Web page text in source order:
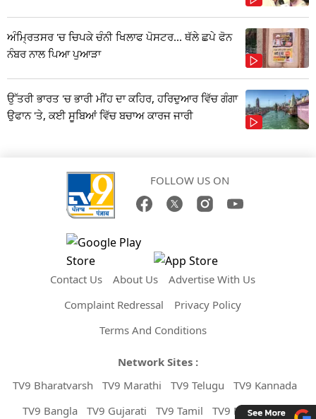
ਅੰਮ੍ਰਿਤਸਰ 'ਚ ਚਿਪਕੇ ਚੰਨੀ ਖਿਲਾਫ ਪੋਸਟਰ... ਥੱਲੇ ਛਪੇ ਫੋਨ
ਨੰਬਰ ਨਾਲ ਪਿਆ ਪੁਆੜਾ
ਉੱਤਰੀ ਭਾਰਤ 'ਚ ਭਾਰੀ ਮੀਂਹ ਦਾ ਕਹਿਰ, ਹਰਿਦੁਆਰ ਵਿੱਚ ਗੰਗਾ
ਉਫਾਨ 'ਤੇ, ਕਈ ਸੂਬਿਆਂ ਵਿੱਚ ਬਚਾਅ ਕਾਰਜ ਜਾਰੀ
FOLLOW US ON
Contact Us About Us
Advertise With Us
Complaint Redressal
Privacy Policy
Terms And Conditions
Network Sites :
TV9 Bharatvarsh
TV9 Marathi TV9 Telugu
TV9 Kannada
TV9 Bangla
TV9 Gujarati TV9 Tamil TV9 Malayalam